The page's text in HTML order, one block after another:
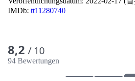
IMDb: tt11280740
8,2 / 10
94 Bewertungen